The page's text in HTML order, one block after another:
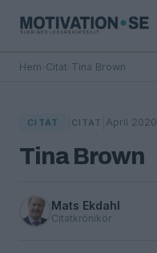
Hem Citat Tina Brown
CITAT CITAT April 2020
Tina Brown
Mats Ekdahl
Citatkrönikör